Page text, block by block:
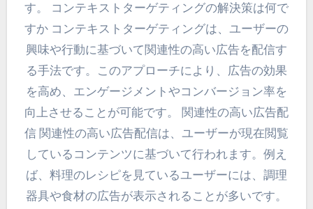
す。 コンテキストターゲティングの解決策は何で
すか コンテキストターゲティングは、ユーザーの
興味や行動に基づいて関連性の高い広告を配信す
る手法です。このアプローチにより、広告の効果
を高め、エンゲージメントやコンバージョン率を
向上させることが可能です。 関連性の高い広告配
信 関連性の高い広告配信は、ユーザーが現在閲覧
しているコンテンツに基づいて行われます。例え
ば、料理のレシピを見ているユーザーには、調理
器具や食材の広告が表示されることが多いです。